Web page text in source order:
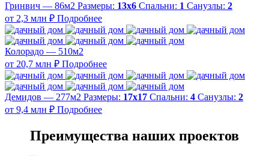
Гринвич — 86м2 Размеры: 13х6 Спальни: 1 Санузлы: 2
от 2,3 млн ₽ Подробнее
Колорадо — 510м2
от 20,7 млн ₽ Подробнее
Демидов — 277м2 Размеры: 17х17 Спальни: 4 Санузлы: 2
от 9,4 млн ₽ Подробнее
Преимущества наших проектов